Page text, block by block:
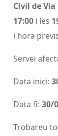
Civil de
17:00 i les
i hora
Servei
Data inici:
Data fi: 30/
Trobareu